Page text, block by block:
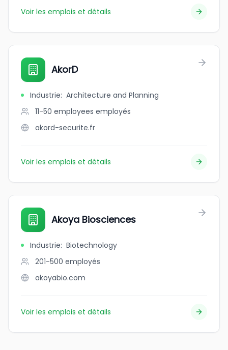
Voir les emplois et détails
AkorD
Industrie: Architecture and Planning
11-50 employees employés
akord-securite.fr
Voir les emplois et détails
Akoya Biosciences
Industrie: Biotechnology
201-500 employés
akoyabio.com
Voir les emplois et détails